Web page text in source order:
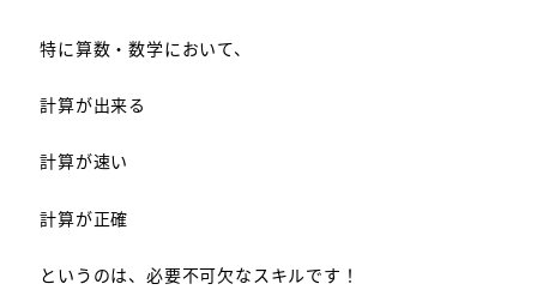
特に算数・数学において、
計算が出来る
計算が速い
計算が正確
というのは、必要不可欠なスキルです！